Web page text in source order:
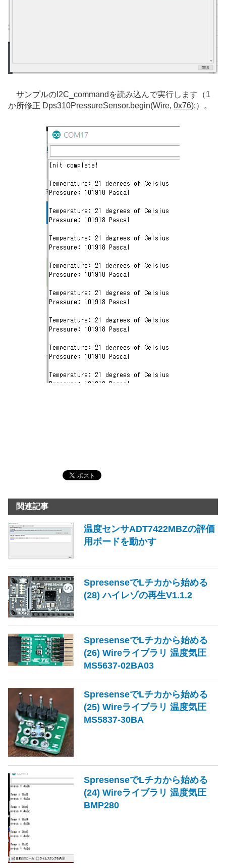
サンプルのI2C_commandを読み込んで実行します（1
か所修正 Dps310PressureSensor.begin(Wire, 0x76);）。
関連記事
温度センサADT7422MBZの評価
用ボードを動かす
SpresenseでLチカから始める
(28) ハイレゾの再生V1.1.2
SpresenseでLチカから始める
(26) Wireライブラリ 温度気圧
MS5637-02BA03
SpresenseでLチカから始める
(25) Wireライブラリ 温度気圧
MS5837-30BA
SpresenseでLチカから始める
(24) Wireライブラリ 温度気圧
BMP280